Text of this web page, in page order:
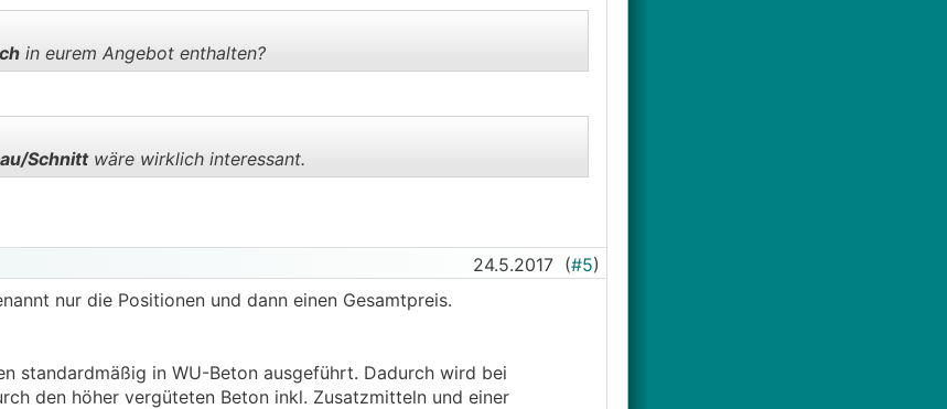
in eurem Angebot enthalten?
..
Schnittwäre wirklich interessant.
24.5.2017 (#5)
nur die Positionen und dann einen Gesamtpreis.
standardmäßig in WU-Beton ausgeführt. Dadurch wird bei
den höher vergüteten Beton inkl. Zusatzmitteln und einer